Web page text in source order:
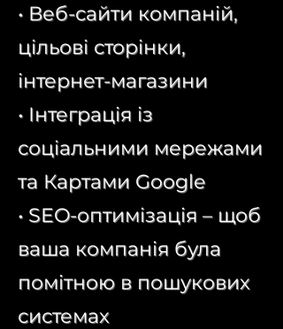
• Веб-сайти компаній,
цільові сторінки,
інтернет-магазини
• Інтеграція із
соціальними мережами
та Картами Google
• SEO-оптимізація – щоб
ваша компанія була
помітною в пошукових
системах